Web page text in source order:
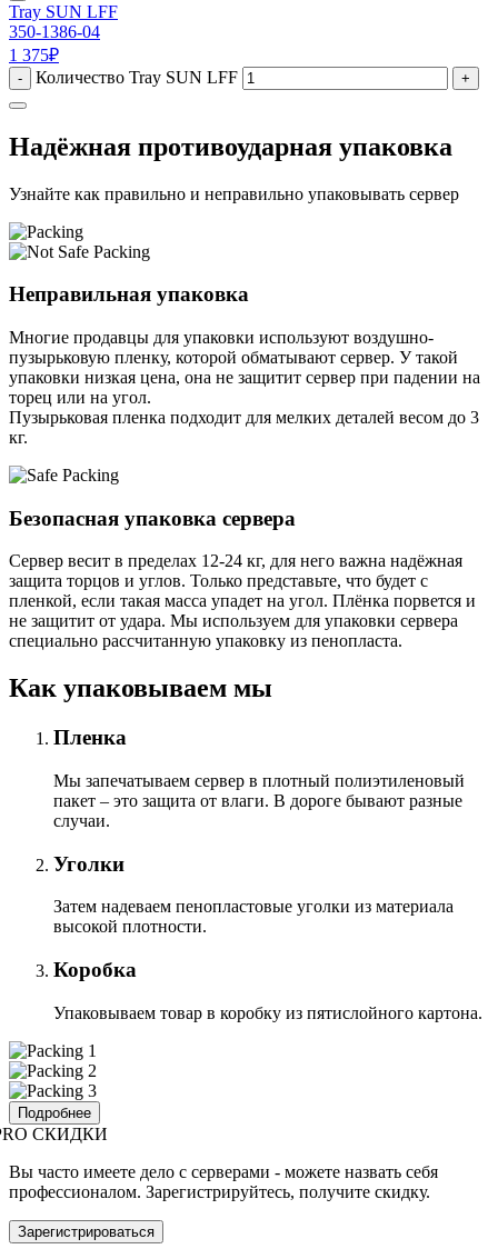
Tray SUN LFF
350-1386-04
1 375₽
- Количество Tray SUN LFF +
Надёжная противоударная упаковка
Узнайте как правильно и неправильно упаковывать сервер
Неправильная упаковка
Многие продавцы для упаковки используют воздушно-
пузырьковую пленку, которой обматывают сервер. У такой
упаковки низкая цена, она не защитит сервер при падении на
торец или на угол.
Пузырьковая пленка подходит для мелких деталей весом до 3
кг.
Безопасная упаковка сервера
Сервер весит в пределах 12-24 кг, для него важна надёжная
защита торцов и углов. Только представьте, что будет с
пленкой, если такая масса упадет на угол. Плёнка порвется и
не защитит от удара. Мы используем для упаковки сервера
специально расcчитанную упаковку из пенопласта.
Как упаковываем мы
Пленка
Мы запечатываем сервер в плотный полиэтиленовый
пакет – это защита от влаги. В дороге бывают разные
случаи.
Уголки
Затем надеваем пенопластовые уголки из материала
высокой плотности.
Коробка
Упаковываем товар в коробку из пятислойного картона.
Подробнее
СКИДКИ
Вы часто имеете дело с серверами - можете назвать себя
профессионалом. Зарегистрируйтесь, получите скидку.
Зарегистрироваться